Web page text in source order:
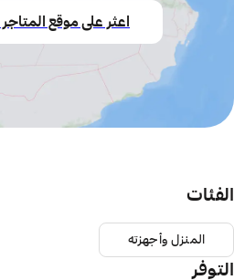
اعثر على موقع
الفئات
المنزل وأجهزته
التوفر